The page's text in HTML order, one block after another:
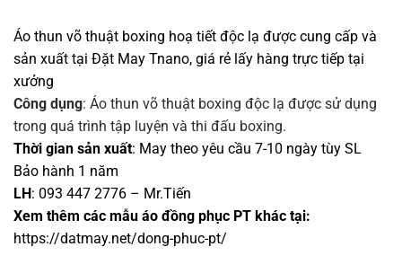
Áo thun võ thuật boxing hoạ tiết độc lạ được cung cấp và
sản xuất tại Đặt May Tnano, giá rẻ lấy hàng trực tiếp tại
xưởng
Công dụng: Áo thun võ thuật boxing độc lạ được sử dụng
trong quá trình tập luyện và thi đấu boxing.
Thời gian sản xuất: May theo yêu cầu 7-10 ngày tùy SL
Bảo hành 1 năm
LH: 093 447 2776 – Mr.Tiến
Xem thêm các mẫu áo đồng phục PT khác tại:
https://datmay.net/dong-phuc-pt/